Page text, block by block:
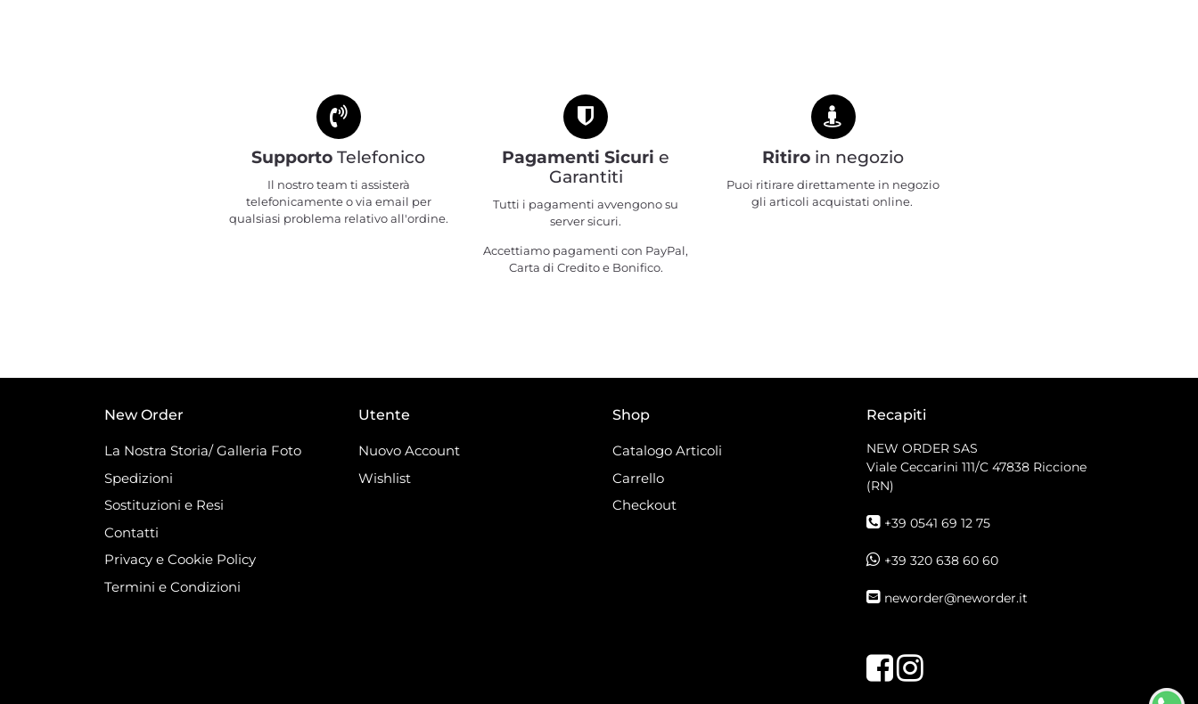
Supporto Telefonico
Il nostro team ti assisterà
telefonicamente o via email per
qualsiasi problema relativo all'ordine.
Pagamenti Sicuri e
Garantiti
Tutti i pagamenti avvengono su
server sicuri.
Accettiamo pagamenti con PayPal,
Carta di Credito e Bonifico.
Ritiro in negozio
Puoi ritirare direttamente in negozio
gli articoli acquistati online.
New Order
La Nostra Storia/ Galleria Foto
Spedizioni
Sostituzioni e Resi
Contatti
Privacy e Cookie Policy
Termini e Condizioni
Utente
Nuovo Account
Wishlist
Shop
Catalogo Articoli
Carrello
Checkout
Recapiti
NEW ORDER SAS
Viale Ceccarini 111/C 47838 Riccione
(RN)
+39 0541 69 12 75
+39 320 638 60 60
neworder@neworder.it
FacebookInstagram